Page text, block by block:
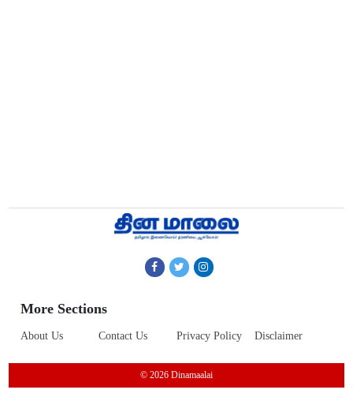
More Sections
About Us Contact Us Privacy Policy Disclaimer
© 2026 Dinamaalai